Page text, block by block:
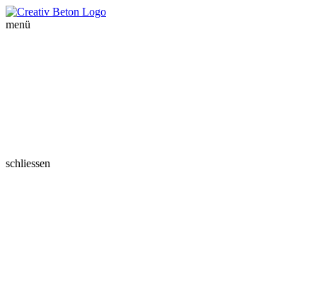
menü
schliessen